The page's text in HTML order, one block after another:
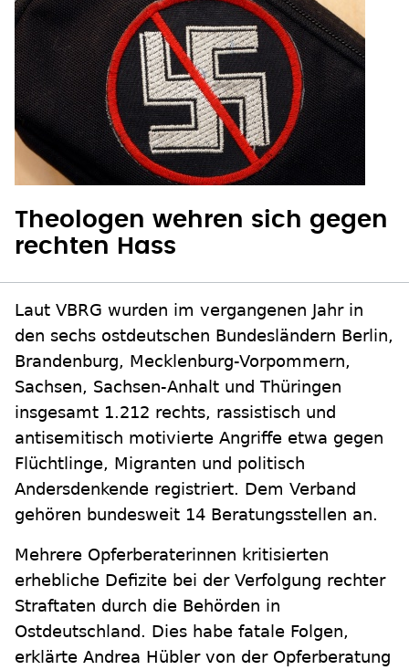
Theologen wehren sich gegen
rechten Hass
Laut VBRG wurden im vergangenen Jahr in
den sechs ostdeutschen Bundesländern Berlin,
Brandenburg, Mecklenburg-Vorpommern,
Sachsen, Sachsen-Anhalt und Thüringen
insgesamt 1.212 rechts, rassistisch und
antisemitisch motivierte Angriffe etwa gegen
Flüchtlinge, Migranten und politisch
Andersdenkende registriert. Dem Verband
gehören bundesweit 14 Beratungsstellen an.
Mehrere Opferberaterinnen kritisierten
erhebliche Defizite bei der Verfolgung rechter
Straftaten durch die Behörden in
Ostdeutschland. Dies habe fatale Folgen,
erklärte Andrea Hübler von der Opferberatung